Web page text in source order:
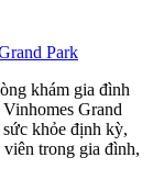
Park
khám gia đình
Grand
khỏe định kỳ,
viên trong gia đình,